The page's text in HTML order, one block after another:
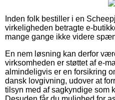
Inden folk bestiller i en
virkeligheden betragte e-
mange gange ikke videre
En nem løsning kan derfor
virksomheden er støttet af e-
almindeligvis er en forsikring
dansk lovgivning, udover at
tilsyn med af sagkyndige som